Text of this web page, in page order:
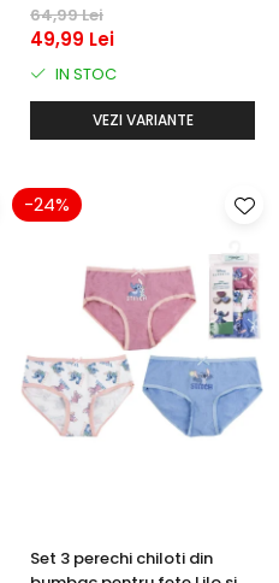
64,99 Lei
49,99 Lei
IN STOC
VEZI VARIANTE
-24%
Set 3 perechi chiloti din